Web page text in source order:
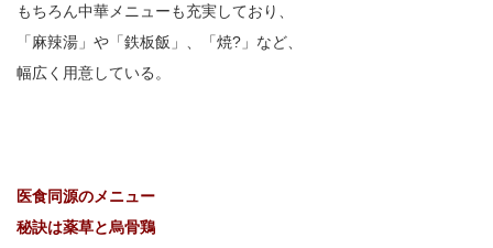
もちろん中華メニューも充実しており、
「麻辣湯」や「鉄板飯」、「焼?」など、
幅広く用意している。
医食同源のメニュー
秘訣は薬草と烏骨鶏